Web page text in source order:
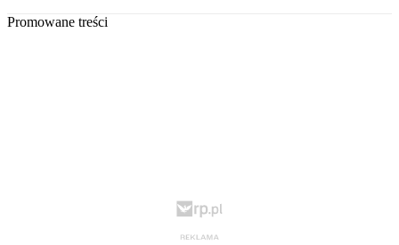
Promowane treści